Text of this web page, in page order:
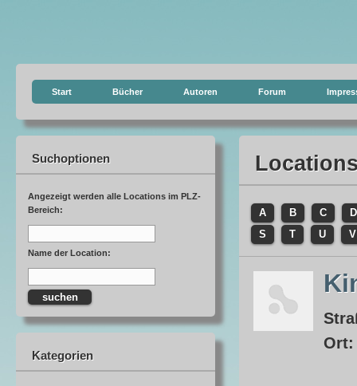
Start Bücher Autoren Forum
Suchoptionen
Angezeigt werden alle Locations im PLZ-
Bereich:
Name der Location:
Kategorien
A B C
D
S
T U V